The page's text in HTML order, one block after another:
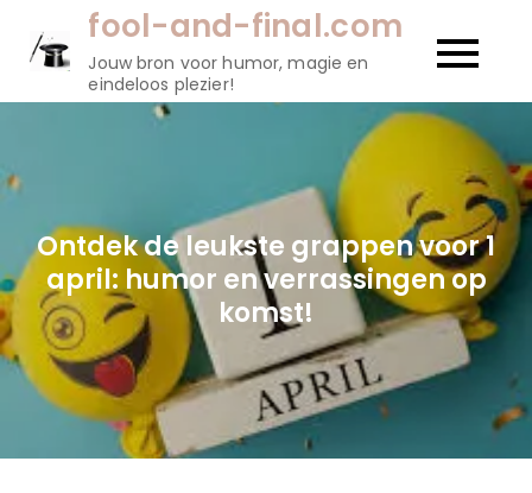
fool-and-final.com
Jouw bron voor humor, magie en
eindeloos plezier!
Ontdek de leukste grappen voor 1
april: humor en verrassingen op
komst!